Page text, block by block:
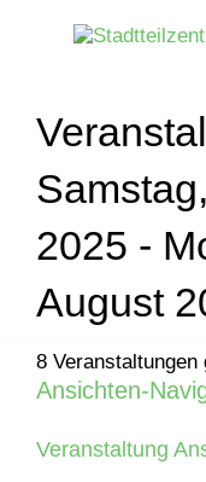
2025 -
August
8 Veranstaltungen
Ansichten-
Veranstaltung